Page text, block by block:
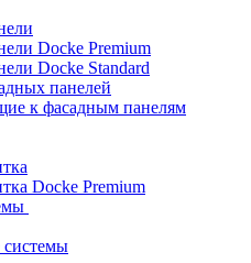
Docke Premium
Docke Standard
панелей
к фасадным панелям
Docke Premium